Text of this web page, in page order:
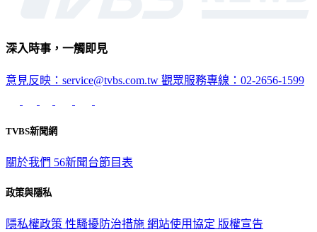
深入時事，一觸即見
意見反映：service@tvbs.com.tw 觀眾服務專線：02-2656-1599
TVBS新聞網
關於我們 56新聞台節目表
政策與隱私
隱私權政策 性騷擾防治措施 網站使用協定 版權宣告